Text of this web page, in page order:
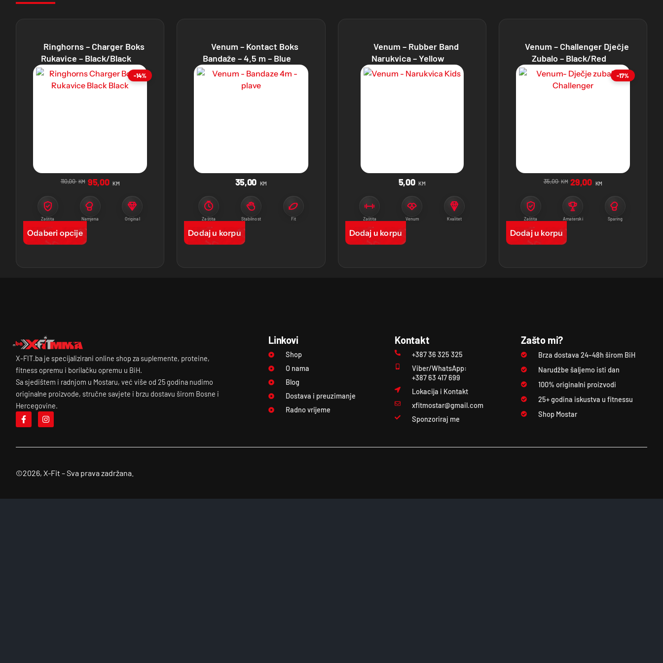
Ringhorns – Charger Boks
Rukavice – Black/Black
-14%
110,00 KM 95,00 KM
Zaštita Namjena Original
Odaberi opcije
Venum – Kontact Boks
Bandaže – 4,5 m – Blue
35,00 KM
Zaštita Stabilnost Fit
Dodaj u korpu
Venum – Rubber Band
Narukvica – Yellow
5,00 KM
Zaštita Venum Kvalitet
Dodaj u korpu
Venum – Challenger Dječje
Zubalo – Black/Red
-17%
35,00 KM 29,00 KM
Zaštita Amaterski Sparing
Dodaj u korpu
X-FIT.ba je specijalizirani online shop za suplemente, proteine,
fitness opremu i borilačku opremu u BiH.
Sa sjedištem i radnjom u Mostaru, već više od 25 godina nudimo
originalne proizvode, stručne savjete i brzu dostavu širom Bosne i
Hercegovine.
Linkovi
Shop
O nama
Blog
Dostava i preuzimanje
Radno vrijeme
Kontakt
+387 36 325 325
Viber/WhatsApp:
+387 63 417 699
Lokacija i Kontakt
xfitmostar@gmail.com
Sponzoriraj me
Zašto mi?
Brza dostava 24–48h širom BiH
Narudžbe šaljemo isti dan
100% originalni proizvodi
25+ godina iskustva u fitnessu
Shop Mostar
©2026, X-Fit – Sva prava zadržana.